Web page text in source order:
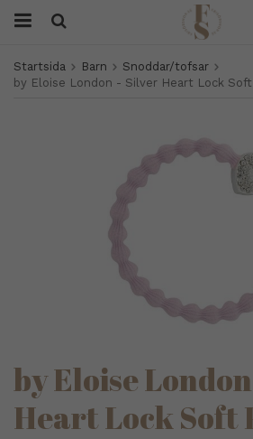
Startsida Barn
Snoddar/tofsar
by Eloise London - Silver Heart Lock
by Eloise
Heart Lock Soft